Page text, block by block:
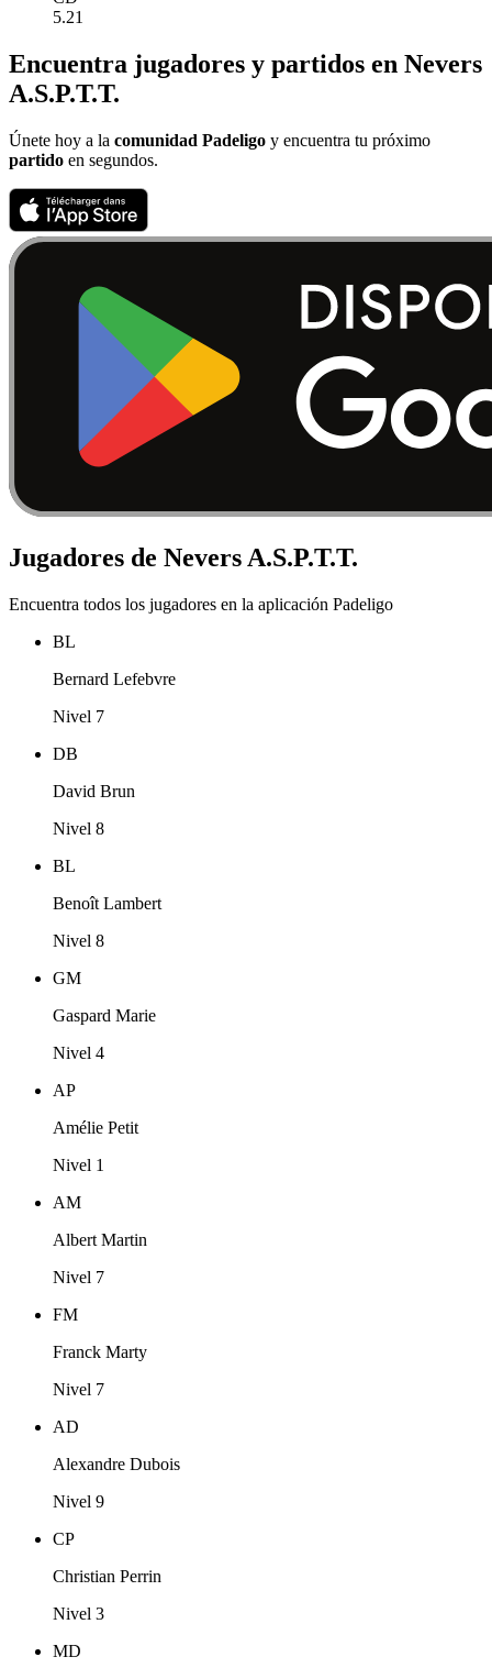
5.21
Encuentra jugadores y partidos en Nevers
A.S.P.T.T.
Únete hoy a la comunidad Padeligo y encuentra tu próximo
partido en segundos.
Jugadores de Nevers A.S.P.T.T.
Encuentra todos los jugadores en la aplicación Padeligo
BL
Bernard Lefebvre
Nivel 7
DB
David Brun
Nivel 8
BL
Benoît Lambert
Nivel 8
GM
Gaspard Marie
Nivel 4
AP
Amélie Petit
Nivel 1
AM
Albert Martin
Nivel 7
FM
Franck Marty
Nivel 7
AD
Alexandre Dubois
Nivel 9
CP
Christian Perrin
Nivel 3
MD